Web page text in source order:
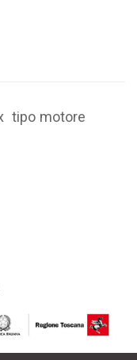
tipo motore